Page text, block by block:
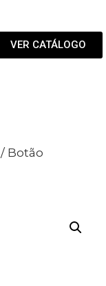
VER CATÁLOGO
/ Botão